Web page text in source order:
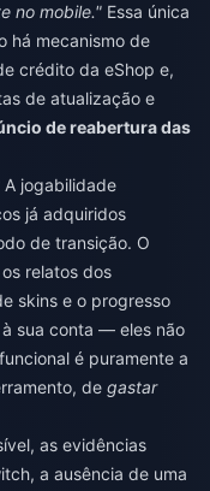
no mobile." Essa única
há mecanismo de
crédito da eShop e,
de atualização e
de reabertura das
A jogabilidade
já adquiridos
de transição. O
relatos dos
skins e o progresso
sua conta — eles não
é puramente a
de gastar
as evidências
a ausência de uma